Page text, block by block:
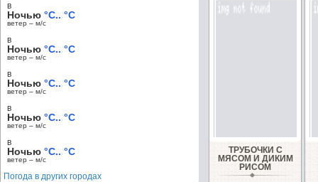
ТРУБОЧКИ С
МЯСОМ И ДИКИМ
РИСОМ
в
Ночью °C.. °C
ветер – м/c
в
Ночью °C.. °C
ветер – м/c
в
Ночью °C.. °C
ветер – м/c
в
Ночью °C.. °C
ветер – м/c
в
Ночью °C.. °C
ветер – м/c
Погода в других городах